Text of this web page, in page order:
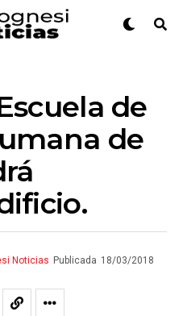
de
de
Noticias Publicada 18/03/2018